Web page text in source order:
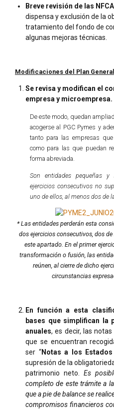
Breve revisión de las
dispensa y exclusión de la
tratamiento del fondo de
algunas mejoras técnicas.
Modificaciones del Plan
Se revisa y modifican el
empresa y microempresa.
De este modo, quedan
acogerse al PGC Pymes y
tanto para las empresas
como para las que puedan
forma abreviada.
Son entidades pequeñas
ejercicios consecutivos no
uno de ellos, al menos dos de
* Las entidades perderán esta
dos ejercicios consecutivos, dos
este apartado. En el primer
transformación o fusión, las
reúnen, al cierre de dicho
circunstancias
En función a esta
bases que simplifican la
anuales, es decir, las
que se encuentran
ser “Notas a los Estados
supresión de la
patrimonio neto. Es
completo de este trámite a
que a pie de balance se
compromisos financieros